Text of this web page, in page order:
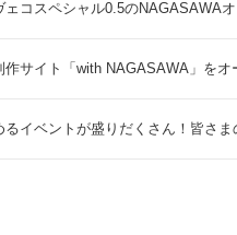
コスペシャル0.5のNAGASAWA
サイト「with NAGASAWA」をオ
イベントが盛りだくさん！皆さ